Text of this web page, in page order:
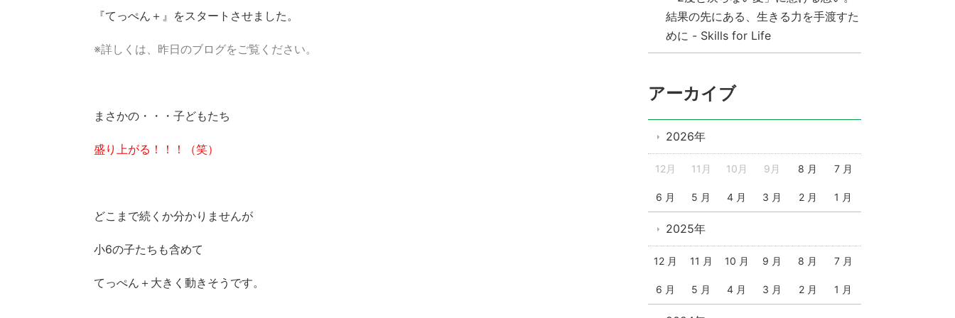
『てっぺん＋』をスタートさせました。
※詳しくは、昨日のブログをご覧ください。
まさかの・・・子どもたち
盛り上がる！！！（笑）
どこまで続くか分かりませんが
小6の子たちも含めて
てっぺん＋大きく動きそうです。
結果の先にある、生きる力を手渡すた
めに - Skills for Life
アーカイブ
2026年
12月 11月 10月 9月 8 月 7 月
6 月 5 月 4 月 3 月 2 月 1 月
2025年
12 月 11 月 10 月 9 月 8 月 7 月
6 月 5 月 4 月 3 月 2 月 1 月